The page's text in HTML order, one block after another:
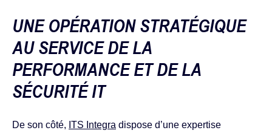
UNE OPÉRATION STRATÉGIQUE
AU SERVICE DE LA
PERFORMANCE ET DE LA
SÉCURITÉ IT
De son côté, ITS Integra dispose d’une expertise